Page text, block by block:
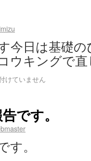
今日は基礎
ウキングで
けていません
です。
す。